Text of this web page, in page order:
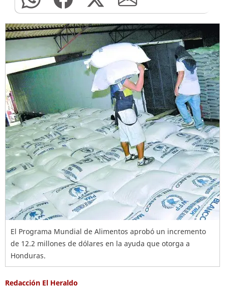
El Programa Mundial de Alimentos aprobó un incremento
de 12.2 millones de dólares en la ayuda que otorga a
Honduras.
Redacción El Heraldo